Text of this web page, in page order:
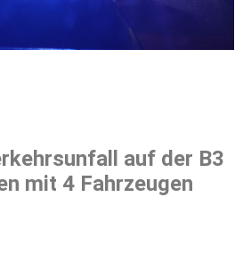
auf der B3
mit 4 Fahrzeugen